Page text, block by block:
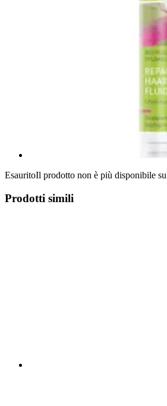
EsauritoIl prodotto non è più disponibile
Prodotti simili